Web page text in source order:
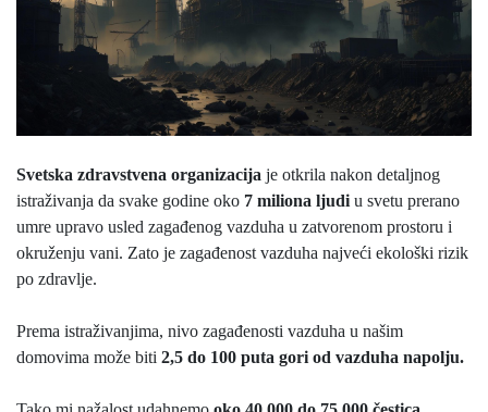
Svetska zdravstvena organizacija je otkrila nakon detaljnog
istraživanja da svake godine oko 7 miliona ljudi u svetu prerano
umre upravo usled zagađenog vazduha u zatvorenom prostoru i
okruženju vani. Zato je zagađenost vazduha najveći ekološki rizik
po zdravlje.
Prema istraživanjima, nivo zagađenosti vazduha u našim
domovima može biti 2,5 do 100 puta gori od vazduha napolju.